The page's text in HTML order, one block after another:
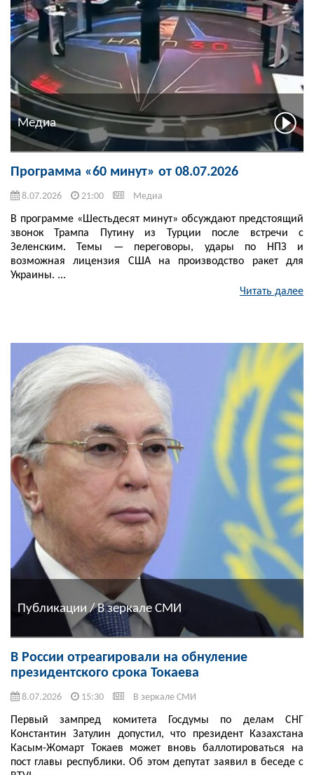
Медиа
Программа «60 минут» от 08.07.2026
8.07.2026 21:00 Медиа
В программе «Шестьдесят минут» обсуждают предстоящий
звонок Трампа Путину из Турции после встречи с
Зеленским. Темы — переговоры, удары по НПЗ и
возможная лицензия США на производство ракет для
Украины. ...
Читать далее
Публикации / В зеркале СМИ
В России отреагировали на обнуление
президентского срока Токаева
8.07.2026 15:30 В зеркале СМИ
Первый зампред комитета Госдумы по делам СНГ
Константин Затулин допустил, что президент Казахстана
Касым-Жомарт Токаев может вновь баллотироваться на
пост главы республики. Об этом депутат заявил в беседе с